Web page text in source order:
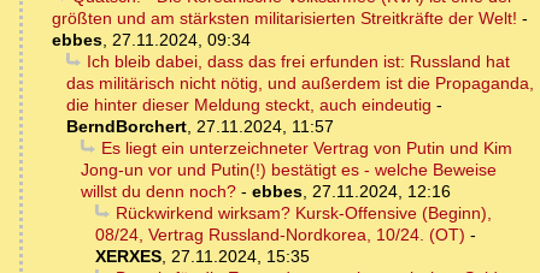
größten und am stärksten militarisierten Streitkräfte der Welt! -
ebbes, 27.11.2024, 09:34
Ich bleib dabei, dass das frei erfunden ist: Russland hat
das militärisch nicht nötig, und außerdem ist die Propaganda,
die hinter dieser Meldung steckt, auch eindeutig -
BerndBorchert, 27.11.2024, 11:57
Es liegt ein unterzeichneter Vertrag von Putin und Kim
Jong-un vor und Putin(!) bestätigt es - welche Beweise
willst du denn noch? - ebbes, 27.11.2024, 12:16
Rückwirkend wirksam? Kursk-Offensive (Beginn),
08/24, Vertrag Russland-Nordkorea, 10/24. (OT) -
XERXES, 27.11.2024, 15:35